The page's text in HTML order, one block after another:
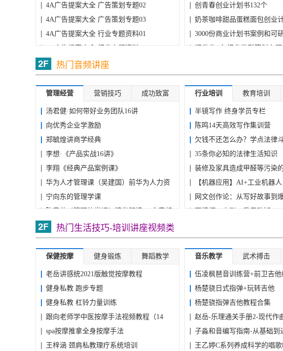
4A广告提案大全 广告策划专题02
4A广告提案大全 广告策划专题03
4A广告提案大全 行业专题资料01
4A广告提案大全 行业专题资料03
创青春创业计划书132个
奶茶咖啡甜品蛋糕面包创业
3000份商业计划书案例和可
个...
热门音频讲座
管理经营 营销技巧 成功致富
汤君健·如何带好业务团队16讲
向优秀企业学激励
郑毓煌讲商学经典
李想·《产品实战16讲》
李翔《经典产品案例课》
华为人才管理课（吴建国）前华为人力资
源...
宁向东的管理学课
方军-超级工作法72讲
行业培训 教育培训
半镜写作 终身学员专栏
陈鸣14天高效写作集训营
欠钱不还怎么办？学点法律
35条你必知的法律生活知识
装修及家具造成甲醛等污染
【机器应用】AI+工业机器
网文创作论：从写好故事到
热门生活技巧-培训讲座视频类
保健按摩 健身锻炼 舞蹈教学
老岳讲感统2021版触觉按摩教程
健身私教 跑步专题
健身私教 杠铃力量训练
跟向老师学中医按摩手法视频教程（14
集）...
spa按摩推拿全身按摩手法
王梓涵 颈肩私教理疗系统培训
音乐教学 武术搏击
伍凌枫琶音训练营+前卫吉
杨楚骁日式指弹+玩转吉他
杨楚骁指弹吉他教程合集
赵岳-乐理通关手册2-现代作
子淼和音编写指南-从基础到
王乙婷C系列养成科学的唱